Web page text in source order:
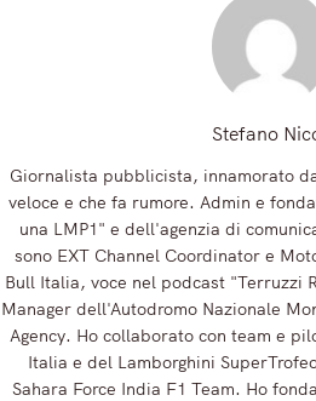
Stefano
Giornalista pubblicista, innamorato
veloce e che fa rumore. Admin e
una LMP1" e dell'agenzia di
sono EXT Channel Coordinator e
Bull Italia, voce nel podcast "Terruzzi
Manager dell'Autodromo Nazionale
Agency. Ho collaborato con team e
Italia e del Lamborghini
Sahara Force India F1 Team. Ho